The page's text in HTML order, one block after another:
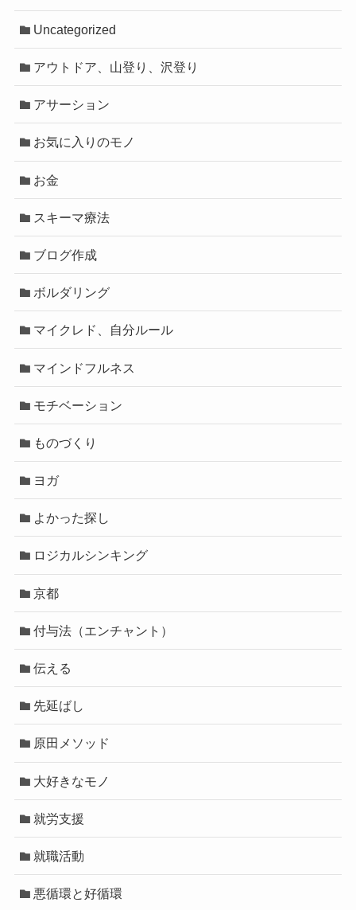
Uncategorized
アウトドア、山登り、沢登り
アサーション
お気に入りのモノ
お金
スキーマ療法
ブログ作成
ボルダリング
マイクレド、自分ルール
マインドフルネス
モチベーション
ものづくり
ヨガ
よかった探し
ロジカルシンキング
京都
付与法（エンチャント）
伝える
先延ばし
原田メソッド
大好きなモノ
就労支援
就職活動
悪循環と好循環